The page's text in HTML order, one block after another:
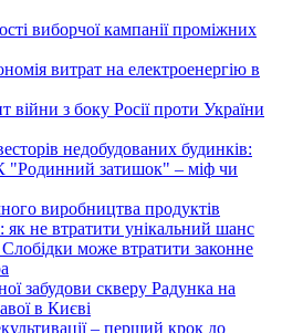
виборчої кампанії проміжних
витрат на електроенергію в
війни з боку Росії проти України
недобудованих будинків:
затишок" – міф чи
виробництва продуктів
як не втратити унікальний шанс
може втратити законне
забудови скверу Радунка на
в Києві
– перший крок до